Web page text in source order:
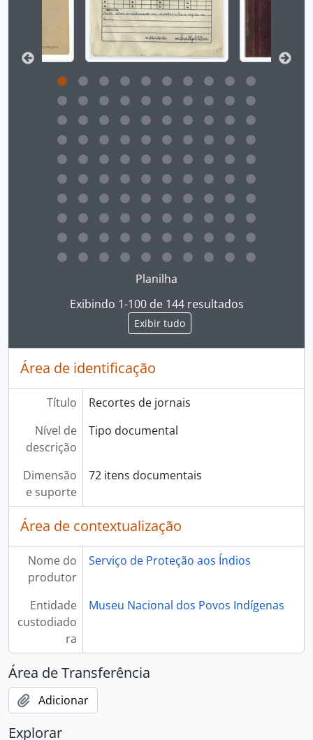
Ao clicar no link deste título da descrição a
Planilha
Exibindo 1-100 de 144 resultados
Exibir tudo
Área de identificação
Título
Recortes de jornais
Nível de
descrição
Tipo documental
Dimensão
e suporte
72 itens documentais
Área de contextualização
Nome do
produtor
Serviço de Proteção aos Índios
Entidade
custodiado
ra
Museu Nacional dos Povos Indígenas
Área de Transferência
Adicionar
Explorar